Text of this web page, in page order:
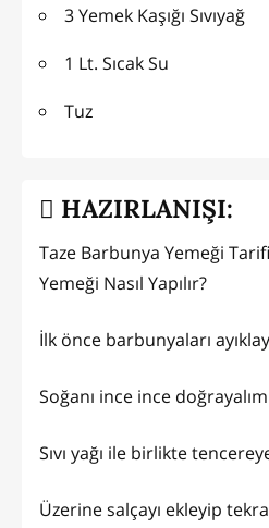
3 Yemek Kaşığı Sıvıyağ
1 Lt. Sıcak Su
Tuz
HAZIRLANIŞI:
Taze Barbunya Yemeği
Yemeği Nasıl Yapılır?
İlk önce barbunyaları
Soğanı ince ince
Sıvı yağı ile birlikte
Üzerine salçayı ekleyip